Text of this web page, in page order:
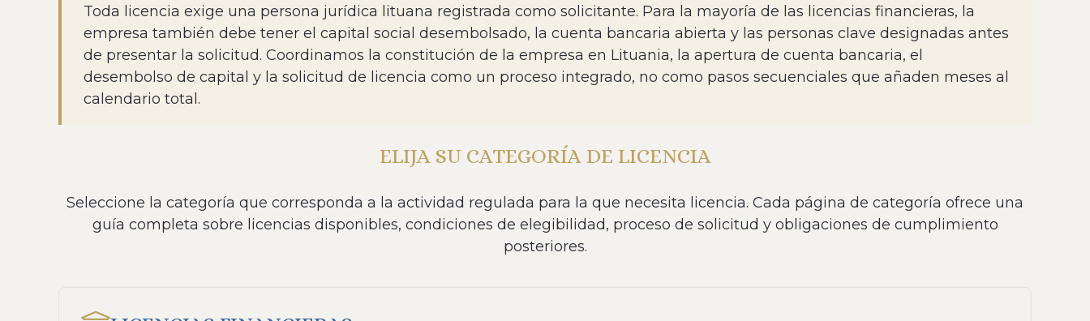
Toda licencia exige una persona jurídica lituana registrada como solicitante. Para la mayoría de las licencias financieras, la
empresa también debe tener el capital social desembolsado, la cuenta bancaria abierta y las personas clave designadas antes
de presentar la solicitud. Coordinamos la constitución de la empresa en Lituania, la apertura de cuenta bancaria, el
desembolso de capital y la solicitud de licencia como un proceso integrado, no como pasos secuenciales que añaden meses al
calendario total.
ELIJA SU CATEGORÍA DE LICENCIA
Seleccione la categoría que corresponda a la actividad regulada para la que necesita licencia. Cada página de categoría ofrece una
guía completa sobre licencias disponibles, condiciones de elegibilidad, proceso de solicitud y obligaciones de cumplimiento
posteriores.